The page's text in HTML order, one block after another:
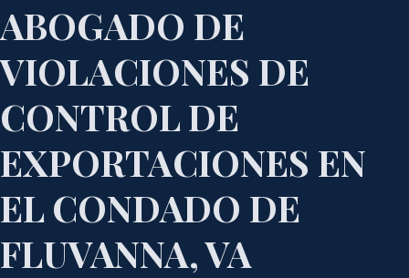
ABOGADO DE
VIOLACIONES DE
CONTROL DE
EXPORTACIONES EN
EL CONDADO DE
FLUVANNA, VA